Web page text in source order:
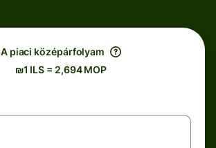
A piaci középárfolyam
₪1 ILS = 2,694 MOP